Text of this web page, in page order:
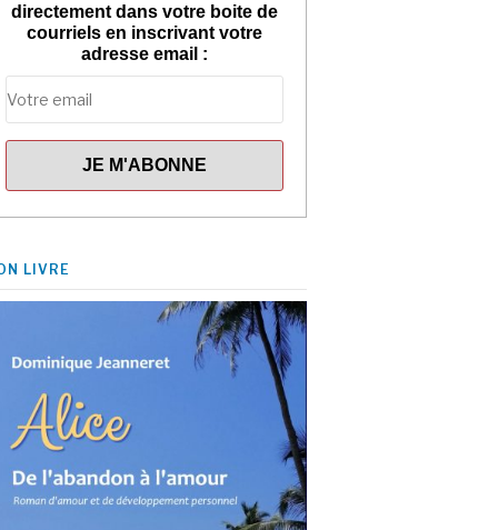
directement dans votre boite de
courriels en inscrivant votre
adresse email :
LIVRE